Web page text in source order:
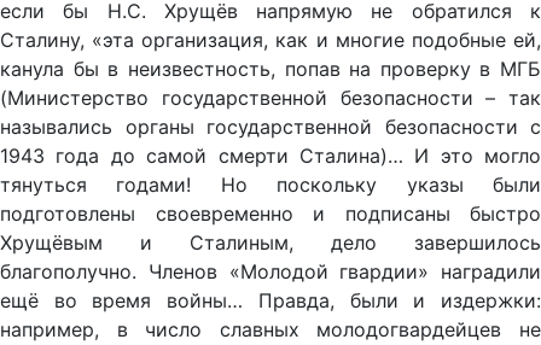
если бы Н.С. Хрущёв напря­мую не обратился к
Сталину, «эта организация, как и многие по­добные ей,
канула бы в неизвестность, попав на проверку в МГБ
(Министерство государственной безопасности – так
называ­лись органы государственной безопасности с
1943 года до самой смерти Сталина)… И это могло
тянуться годами! Но поскольку указы были
подготовлены своевременно и подписаны быстро
Хрущё­вым и Сталиным, дело завершилось
благополучно. Членов «Молодой гвардии» наградили
ещё во время войны… Правда, были и издержки:
например, в число славных моло­догвардейцев не